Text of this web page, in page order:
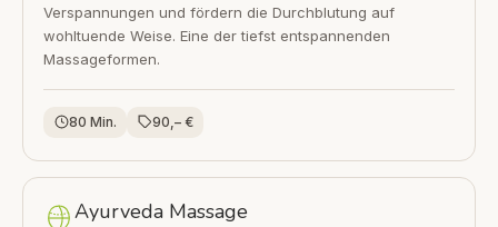
Verspannungen und fördern die Durchblutung auf
wohltuende Weise. Eine der tiefst entspannenden
Massageformen.
80 Min. 90,– €
Ayurveda Massage